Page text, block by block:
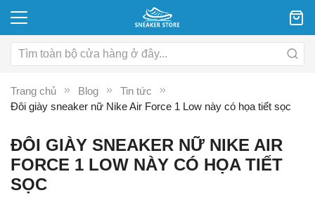
Trang chủ Blog
Tin tức
Đôi giày sneaker nữ Nike Air Force 1 Low này có họa tiết sọc
ĐÔI GIÀY SNEAKER NỮ NIKE AIR
FORCE 1 LOW NÀY CÓ HỌA TIẾT
SỌC